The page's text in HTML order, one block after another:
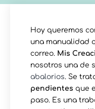
Hoy queremos
una manualidad
correo. Mis
nosotros una de
abalorios. Se
pendientes que
paso. Es una